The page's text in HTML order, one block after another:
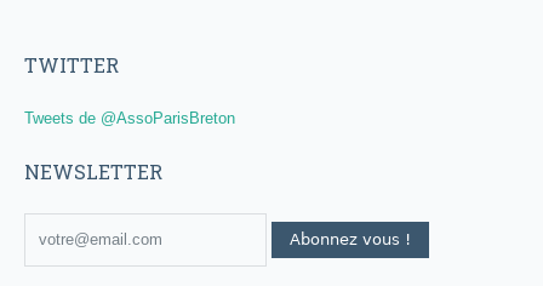
TWITTER
Tweets de @AssoParisBreton
NEWSLETTER